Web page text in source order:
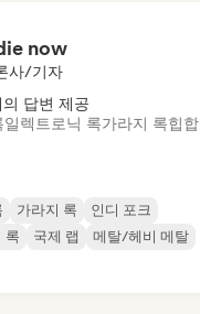
now
사/기자
답변 제공
일렉트로닉 록가라지 록힙합
가라지 록
인디 포크
록 국제 랩
메탈/헤비 메탈